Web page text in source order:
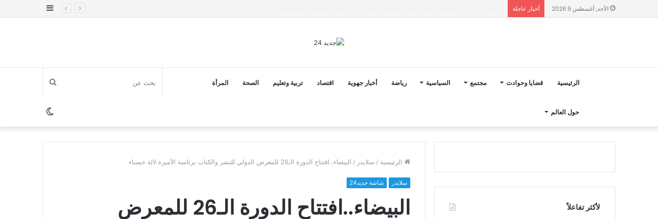
الأحد, أغسطس 9 2026 أخبار عاجلة
إضافة
الرئيسية قضايا وحوادث مجتمع السياسية رياضة أخبار جهوية اقتصاد تربية وتعليم الصحة المرأة
حول العالم
بحث
عنالوضع
المظلم
الرئيسية / سلايدر / البيضاء..افتتاح الدورة الـ26 للمعرض الدولي للنشر والكتاب برئاسة الأميرة لالة حسناء
سلايدر شاشة جديد24
البيضاء..افتتاح الدورة الـ26 للمعرض
لأكثر تفاعلاً